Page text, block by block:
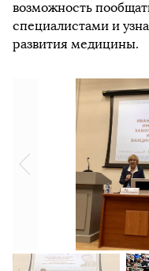
возможность
специалистами и
развития медицины.